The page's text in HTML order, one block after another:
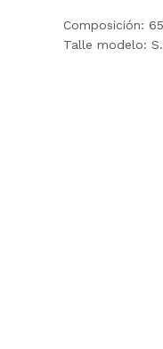
Composición:
Talle modelo: S.